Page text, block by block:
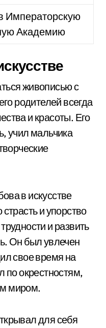
Императорскую
Академию
живописью с
родителей всегда
и красоты. Его
учил мальчика
в искусстве
и упорство
и развить
Он был увлечен
свое время на
по окрестностям,
миром.
для себя